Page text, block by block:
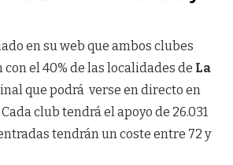
en su web que ambos clubes
el 40% de las localidades de La
que podrá verse en directo en
club tendrá el apoyo de 26.031
tendrán un coste entre 72 y